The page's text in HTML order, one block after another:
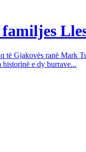
Gjakovës ranë Mark
historinë e dy burrave...